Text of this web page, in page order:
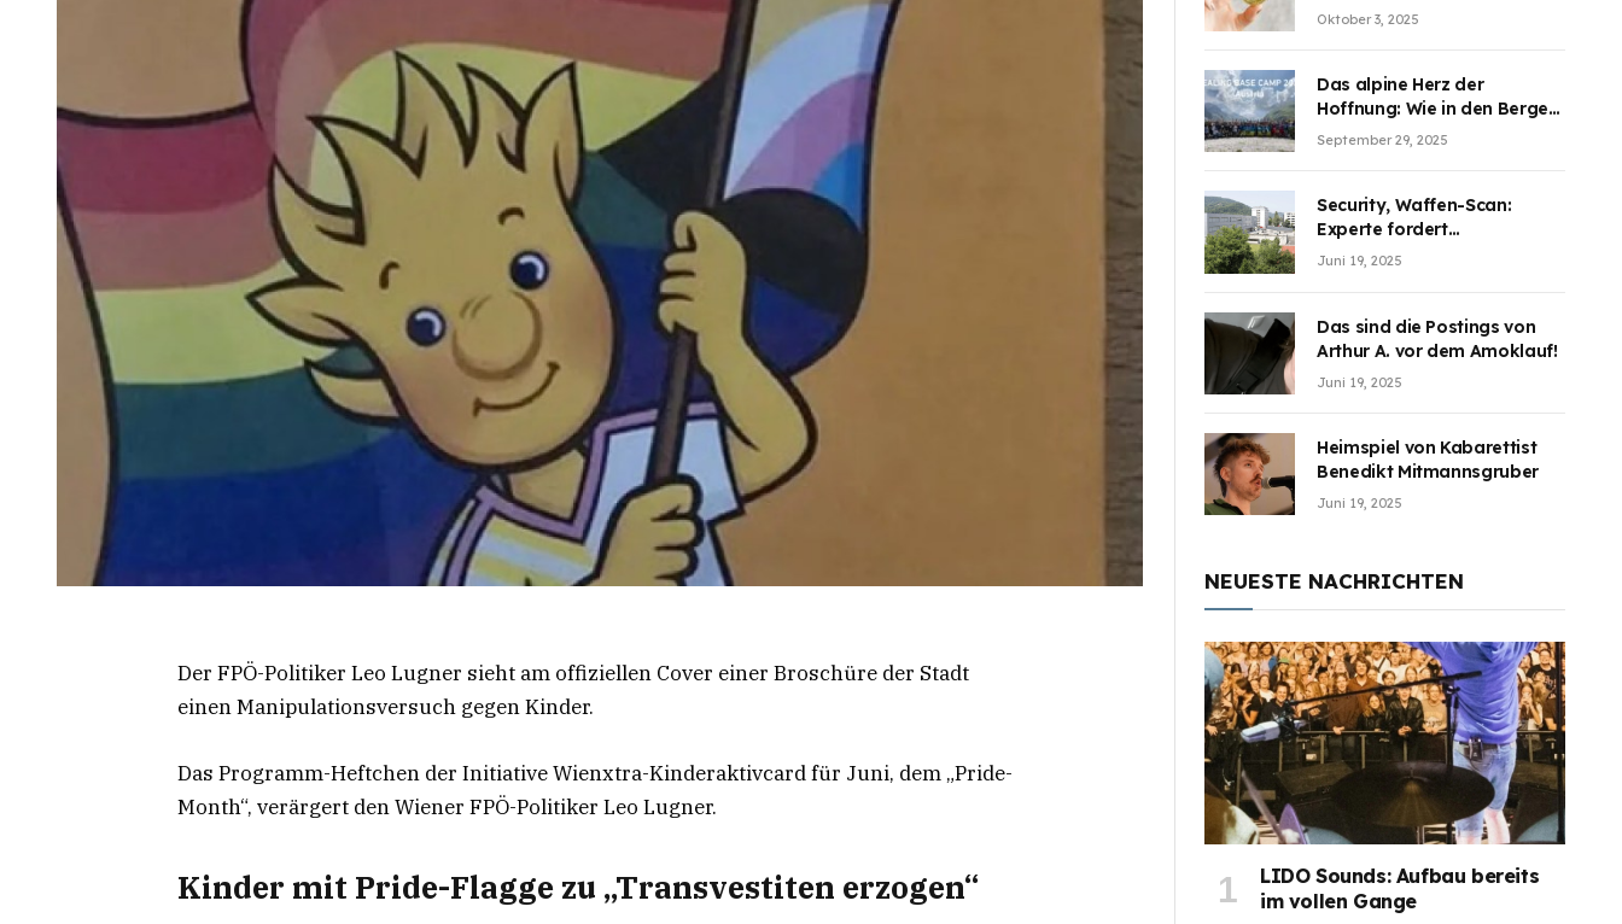
Der FPÖ-Politiker Leo Lugner sieht am offiziellen Cover einer Broschüre der Stadt
einen Manipulationsversuch gegen Kinder.
Das Programm-Heftchen der Initiative Wienxtra-Kinderaktivcard für Juni, dem „Pride-
Month“, verärgert den Wiener FPÖ-Politiker Leo Lugner.
Kinder mit Pride-Flagge zu „Transvestiten erzogen“
die Aufmerksamkeit des
teilzuhaben
Oktober 3, 2025
Das alpine Herz der
Hoffnung: Wie in den Bergen
Österreichs die unsichtbaren
September 29, 2025
Security, Waffen-Scan:
Experte fordert
Sicherheitsdiskussion an
Juni 19, 2025
Das sind die Postings von
Arthur A. vor dem Amoklauf!
Juni 19, 2025
Heimspiel von Kabarettist
Benedikt Mitmannsgruber
Juni 19, 2025
NEUESTE NACHRICHTEN
LIDO Sounds: Aufbau bereits
im vollen Gange